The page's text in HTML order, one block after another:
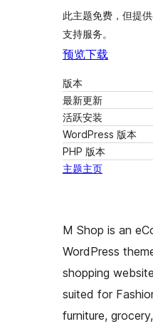
此主题免费，但提
支持服务。
预览下载
版本
最新更新
活跃安装
WordPress 版本
PHP 版本
主题主页
M Shop is an
WordPress
shopping
suited for
furniture,